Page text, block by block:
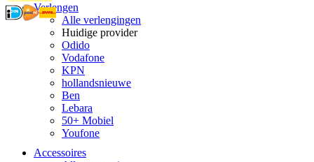
Verlengen
Alle verlengingen
Huidige provider
Odido
Vodafone
KPN
hollandsnieuwe
Ben
Lebara
50+ Mobiel
Youfone
Accessoires